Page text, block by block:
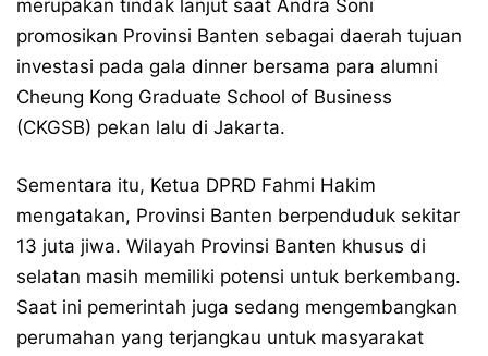
merupakan tindak lanjut saat Andra Soni
promosikan Provinsi Banten sebagai daerah tujuan
investasi pada gala dinner bersama para alumni
Cheung Kong Graduate School of Business
(CKGSB) pekan lalu di Jakarta.
Sementara itu, Ketua DPRD Fahmi Hakim
mengatakan, Provinsi Banten berpenduduk sekitar
13 juta jiwa. Wilayah Provinsi Banten khusus di
selatan masih memiliki potensi untuk berkembang.
Saat ini pemerintah juga sedang mengembangkan
perumahan yang terjangkau untuk masyarakat